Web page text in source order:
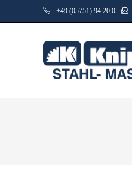
+49 (05751) 94 20 0